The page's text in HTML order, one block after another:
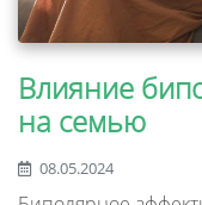
Влияние
на семью
08.05.2024